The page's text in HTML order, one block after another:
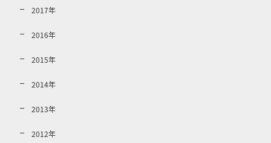
2017年
2016年
2015年
2014年
2013年
2012年